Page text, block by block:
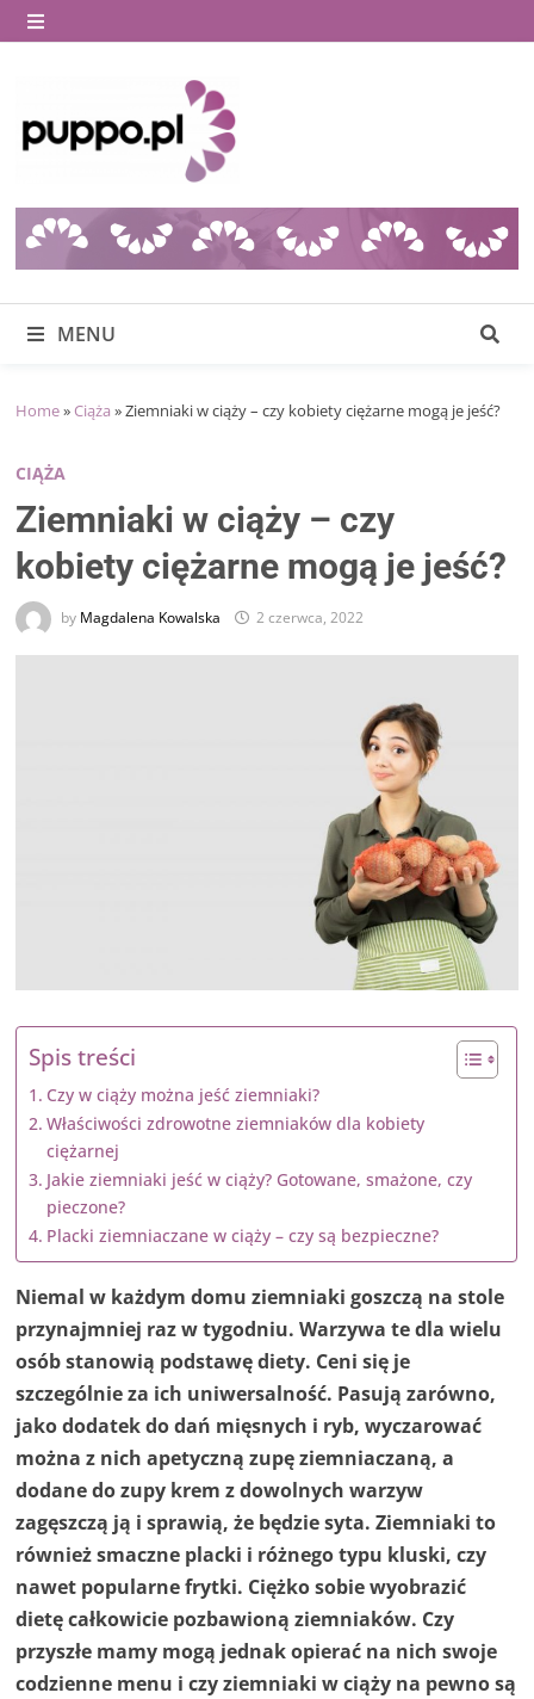
Skip
to
MENU
MENU
Home» Ciąża »Ziemniaki w ciąży – czy kobiety ciężarne mogą je jeść?
CIĄŻA
Ziemniaki w ciąży – czy
kobiety ciężarne mogą je jeść?
by Magdalena Kowalska 2 czerwca, 2022
Spis treści
Czy w ciąży można jeść ziemniaki?
Właściwości zdrowotne ziemniaków dla kobiety
ciężarnej
Jakie ziemniaki jeść w ciąży? Gotowane, smażone, czy
pieczone?
Placki ziemniaczane w ciąży – czy są bezpieczne?
Niemal w każdym domu ziemniaki goszczą na stole
przynajmniej raz w tygodniu. Warzywa te dla wielu
osób stanowią podstawę diety. Ceni się je
szczególnie za ich uniwersalność. Pasują zarówno,
jako dodatek do dań mięsnych i ryb, wyczarować
można z nich apetyczną zupę ziemniaczaną, a
dodane do zupy krem z dowolnych warzyw
zagęszczą ją i sprawią, że będzie syta. Ziemniaki to
również smaczne placki i różnego typu kluski, czy
nawet popularne frytki. Ciężko sobie wyobrazić
dietę całkowicie pozbawioną ziemniaków. Czy
przyszłe mamy mogą jednak opierać na nich swoje
codzienne menu i czy ziemniaki w ciąży na pewno są